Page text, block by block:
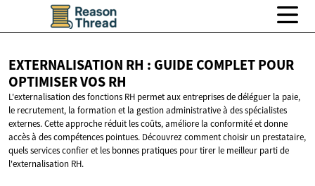
EXTERNALISATION RH : GUIDE COMPLET POUR
OPTIMISERVOS RH
L'externalisation des fonctions RH permet aux entreprises de déléguer la paie,
le recrutement, la formation et la gestion administrative à des spécialistes
externes. Cette approche réduit les coûts, améliore la conformité et donne
accès à des compétences pointues. Découvrez comment choisir un prestataire,
quels services confier et les bonnes pratiques pour tirer le meilleur parti de
l'externalisation RH.